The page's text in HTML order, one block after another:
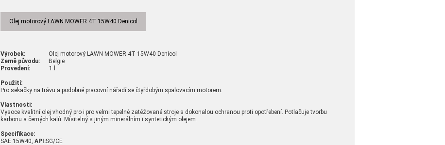
Olej motorový LAWN MOWER 4T 15W40 Denicol
Výrobek: Olej motorový LAWN MOWER 4T 15W40 Denicol
Země původu: Belgie
Provedení: 1 l
Použití:
Pro sekačky na trávu a podobné pracovní nářadí se čtyřdobým spalovacím motorem.
Vlastnosti:
Vysoce kvalitní olej vhodný pro i pro velmi tepelně zatěžované stroje s dokonalou ochranou proti opotřebení. Potlačuje tvorbu
karbonu a černých kalů. Mísitelný s jiným minerálním i syntetickým olejem.
Specifikace:
SAE 15W40, API:SG/CE